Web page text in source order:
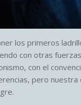
los primeros
con otras
con el
pero nuestra